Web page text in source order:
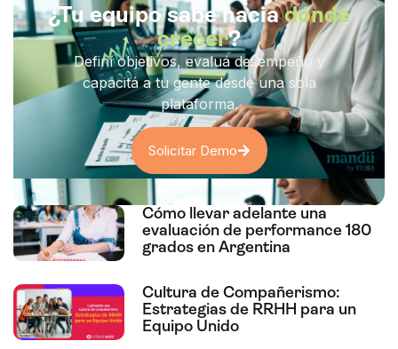
¿Tu equipo sabe haciadónde
crecer?
Definí objetivos, evaluá desempeño y
capacitá a tu gente desde una sola
plataforma.
Solicitar Demo
Cómo llevar adelante una
evaluación de performance 180
grados en Argentina
Cultura de Compañerismo:
Estrategias de RRHH para un
Equipo Unido